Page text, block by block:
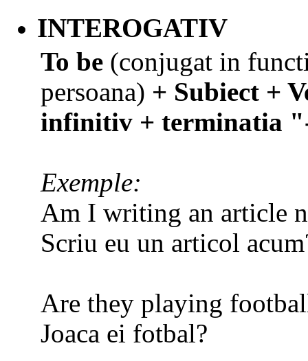
INTEROGATIV
To be (conjugat in
persoana) + Subiect +
infinitiv + terminatia
Exemple:
Am I writing an article
Scriu eu un articol
Are they playing
Joaca ei fotbal?